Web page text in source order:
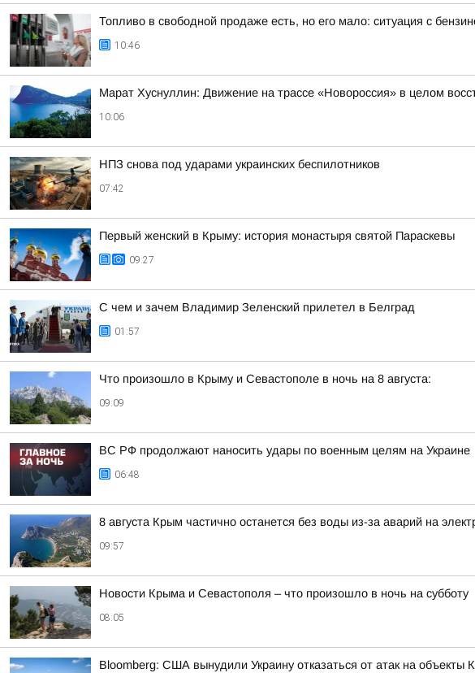
Топливо в свободной продаже есть, но его мало: ситуация с
10:46
Марат Хуснуллин: Движение на трассе «Новороссия» в целом
10:06
НПЗ снова под ударами украинских беспилотников
07:42
Первый женский в Крыму: история монастыря святой Параскевы
09:27
С чем и зачем Владимир Зеленский прилетел в Белград
01:57
Что произошло в Крыму и Севастополе в ночь на 8 августа:
09:09
ВС РФ продолжают наносить удары по военным целям на Украине
06:48
8 августа Крым частично останется без воды из-за аварий на
09:57
Новости Крыма и Севастополя – что произошло в ночь на субботу
08:05
Bloomberg: США вынудили Украину отказаться от атак на объекты